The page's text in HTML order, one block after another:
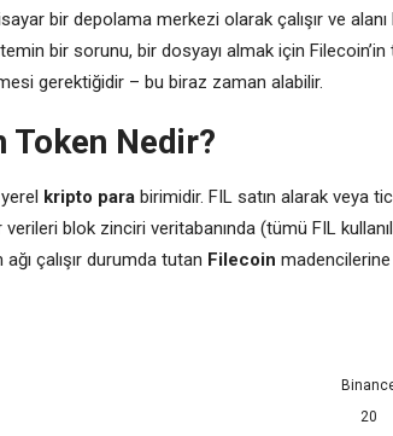
bir depolama merkezi olarak çalışır ve
bir sorunu, bir dosyayı almak için
gerektiğidir – bu biraz zaman alabilir.
Token Nedir?
kripto para birimidir. FIL satın alarak veya
blok zinciri veritabanında (tümü FIL
ağı çalışır durumda tutan Filecoin
20